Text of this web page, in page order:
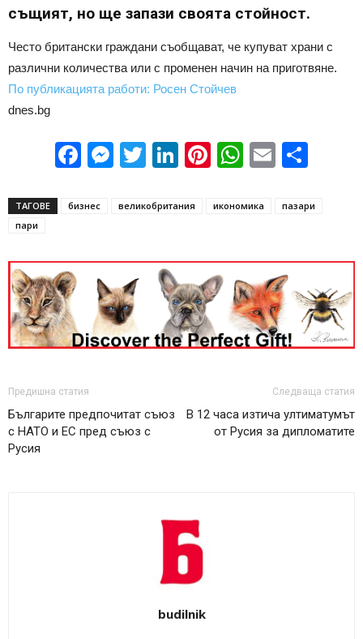
същият, но ще запази своята стойност.
Често британски граждани съобщават, че купуват храни с
различни количества или с променен начин на приготвяне.
По публикацията работи: Росен Стойчев
dnes.bg
Facebook
Messenger
Twitter
LinkedIn
Pinterest
WhatsApp
Email
ТАГОВЕ бизнес великобритания икономика
пазари
пари
Предишна статия
Българите предпочитат съюз
с НАТО и ЕС пред съюз с
Русия
Следваща статия
В 12 часа изтича ултиматумът
от Русия за дипломатите
budilnik